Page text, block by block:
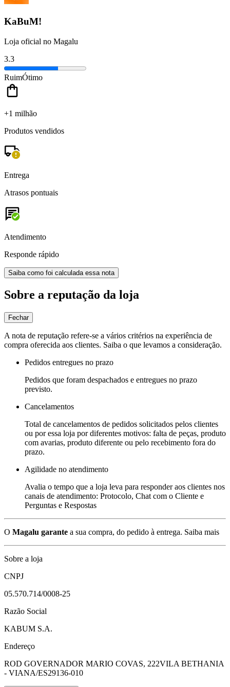
KaBuM!
Loja oficial no Magalu
3.3
RuimÓtimo
+1 milhão
Produtos vendidos
Entrega
Atrasos pontuais
Atendimento
Responde rápido
Saiba como foi calculada essa nota
Sobre a reputação da loja
Fechar
A nota de reputação refere-se a vários critérios na experiência de
compra oferecida aos clientes. Saiba o que levamos a consideração.
Pedidos entregues no prazo
Pedidos que foram despachados e entregues no prazo
previsto.
Cancelamentos
Total de cancelamentos de pedidos solicitados pelos clientes
ou por essa loja por diferentes motivos: falta de peças, produto
com avarias, produto diferente ou pelo recebimento fora do
prazo.
Agilidade no atendimento
Avalia o tempo que a loja leva para responder aos clientes nos
canais de atendimento: Protocolo, Chat com o Cliente e
Perguntas e Respostas
O Magalu garante a sua compra, do pedido à entrega. Saiba mais
Sobre a loja
CNPJ
05.570.714/0008-25
Razão Social
KABUM S.A.
Endereço
ROD GOVERNADOR MARIO COVAS, 222VILA BETHANIA
- VIANA/ES29136-010